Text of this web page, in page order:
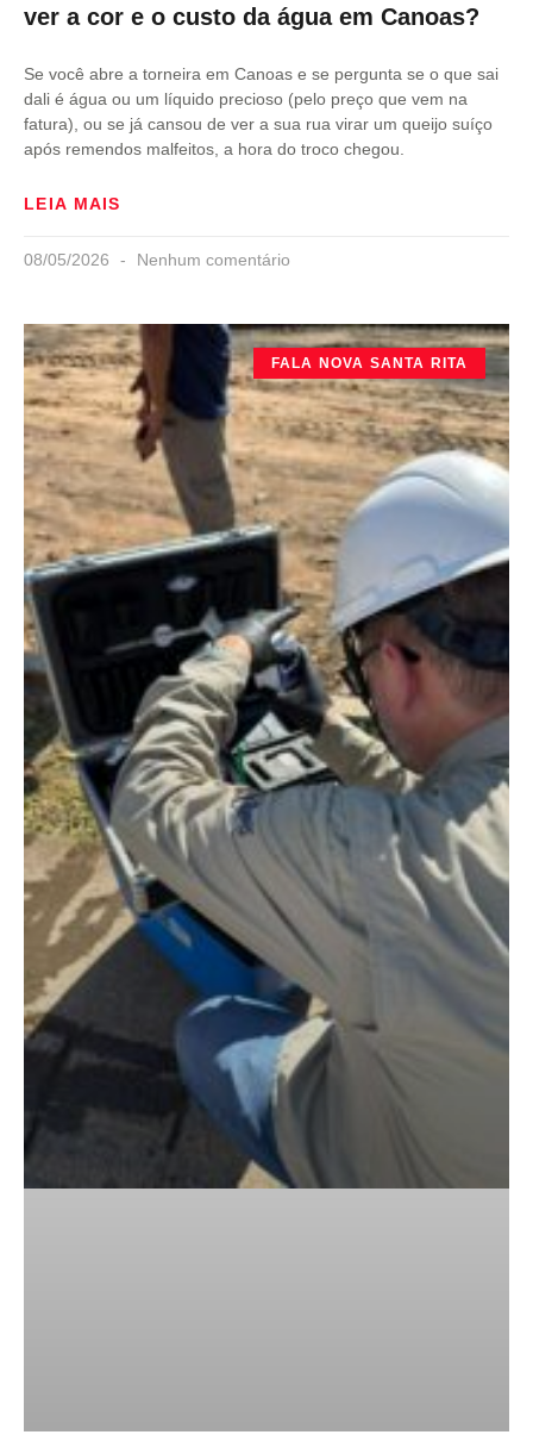
ver a cor e o custo da água em Canoas?
Se você abre a torneira em Canoas e se pergunta se o que sai
dali é água ou um líquido precioso (pelo preço que vem na
fatura), ou se já cansou de ver a sua rua virar um queijo suíço
após remendos malfeitos, a hora do troco chegou.
LEIA MAIS
08/05/2026 Nenhum comentário
FALA NOVA SANTA RITA